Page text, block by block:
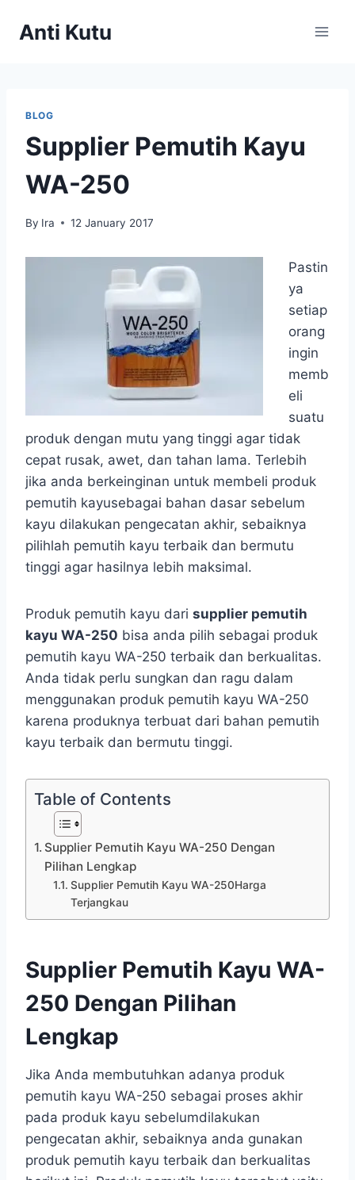
Anti Kutu
BLOG
Supplier Pemutih Kayu
WA-250
By Ira 12 January 2017
Pastin
ya
setiap
orang
ingin
memb
eli
suatu
produk dengan mutu yang tinggi agar tidak
cepat rusak, awet, dan tahan lama. Terlebih
jika anda berkeinginan untuk membeli produk
pemutih kayusebagai bahan dasar sebelum
kayu dilakukan pengecatan akhir, sebaiknya
pilihlah pemutih kayu terbaik dan bermutu
tinggi agar hasilnya lebih maksimal.
Produk pemutih kayu dari supplier pemutih
kayu WA-250 bisa anda pilih sebagai produk
pemutih kayu WA-250 terbaik dan berkualitas.
Anda tidak perlu sungkan dan ragu dalam
menggunakan produk pemutih kayu WA-250
karena produknya terbuat dari bahan pemutih
kayu terbaik dan bermutu tinggi.
Table of Contents
Supplier Pemutih Kayu WA-250 Dengan
Pilihan Lengkap
Supplier Pemutih Kayu WA-250Harga
Terjangkau
Supplier Pemutih Kayu WA-
250 Dengan Pilihan
Lengkap
Jika Anda membutuhkan adanya produk
pemutih kayu WA-250 sebagai proses akhir
pada produk kayu sebelumdilakukan
pengecatan akhir, sebaiknya anda gunakan
produk pemutih kayu terbaik dan berkualitas